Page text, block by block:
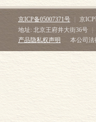
京ICP备05007371号 京ICP
地址: 北京王府井大街36号
产品隐私权声明
本公司法